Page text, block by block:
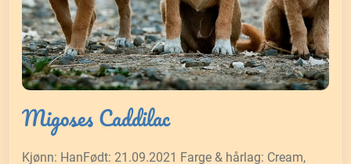
Migoses Caddilac
Kjønn: HanFødt: 21.09.2021 Farge & hårlag: Cream,